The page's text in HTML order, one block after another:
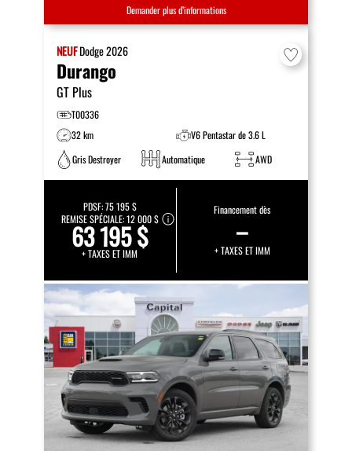
Demander plus d’informations
NEUFDodge2026
Durango
GT Plus
T00336
32 km
V6 Pentastar de 3.6 L
Gris Destroyer
Automatique AWD
PDSF:75 195 $
REMISE SPÉCIALE:12 000 $
63 195 $
+ TAXES ET IMM
Financement dès
–
+ TAXES ET IMM